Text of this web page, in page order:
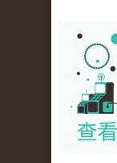
pao-